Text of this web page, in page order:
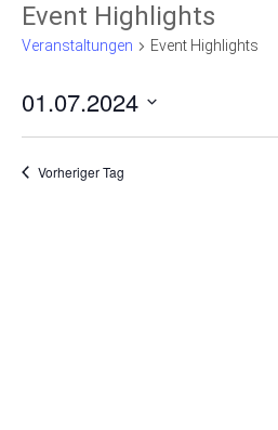
Event Highlights
Veranstaltungen Event Highlights
01.07.2024
Datum
wählen.
Vorheriger Tag